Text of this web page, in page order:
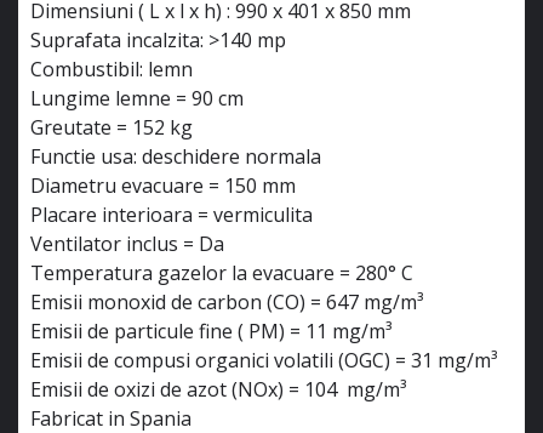
Dimensiuni ( L x l x h) : 990 x 401 x 850 mm
Suprafata incalzita: >140 mp
Combustibil: lemn
Lungime lemne = 90 cm
Greutate = 152 kg
Functie usa: deschidere normala
Diametru evacuare = 150 mm
Placare interioara = vermiculita
Ventilator inclus = Da
Temperatura gazelor la evacuare = 280° C
Emisii monoxid de carbon (CO) = 647 mg/m³
Emisii de particule fine ( PM) = 11 mg/m³
Emisii de compusi organici volatili (OGC) = 31 mg/m³
Emisii de oxizi de azot (NOx) = 104 mg/m³
Fabricat in Spania